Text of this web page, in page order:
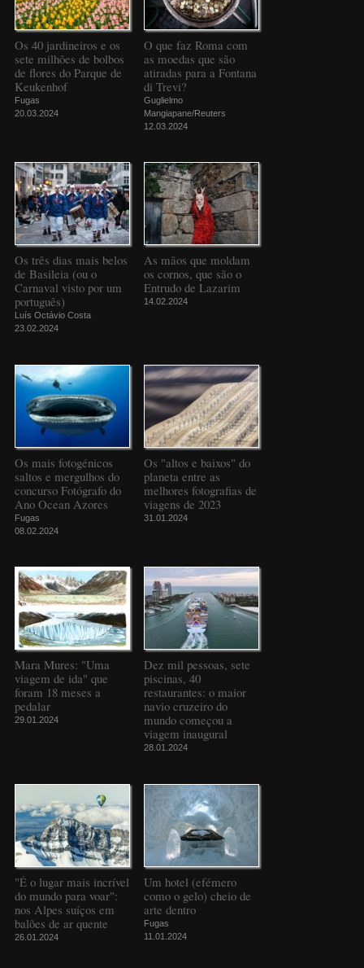
Os 40 jardineiros e os
sete milhões de bolbos
de flores do Parque de
Keukenhof
Fugas
20.03.2024
O que faz Roma com
as moedas que são
atiradas para a Fontana
di Trevi?
Guglielmo
Mangiapane/Reuters
12.03.2024
Os três dias mais belos
de Basileia (ou o
Carnaval visto por um
português)
Luís Octávio Costa
23.02.2024
As mãos que moldam
os cornos, que são o
Entrudo de Lazarim
14.02.2024
Os mais fotogénicos
saltos e mergulhos do
concurso Fotógrafo do
Ano Ocean Azores
Fugas
08.02.2024
Os "altos e baixos" do
planeta entre as
melhores fotografias de
viagens de 2023
31.01.2024
Mara Mures: "Uma
viagem de ida" que
foram 18 meses a
pedalar
29.01.2024
Dez mil pessoas, sete
piscinas, 40
restaurantes: o maior
navio cruzeiro do
mundo começou a
viagem inaugural
28.01.2024
"É o lugar mais incrível
do mundo para voar":
nos Alpes suíços em
balões de ar quente
26.01.2024
Um hotel (efémero
como o gelo) cheio de
arte dentro
Fugas
11.01.2024